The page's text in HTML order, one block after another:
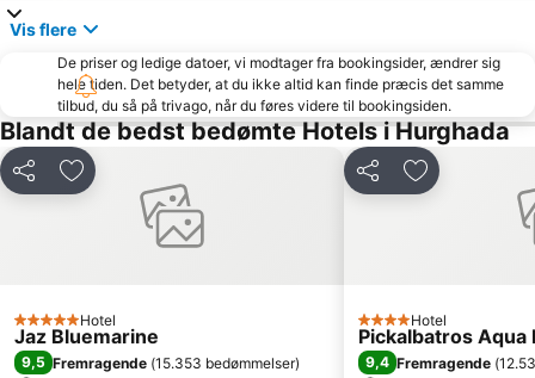
Vis flere
De priser og ledige datoer, vi modtager fra bookingsider, ændrer sig
hele tiden. Det betyder, at du ikke altid kan finde præcis det samme
tilbud, du så på trivago, når du føres videre til bookingsiden.
Blandt de bedst bedømte Hotels i Hurghada
Del Føj til favoritter
5 StjernerHotel
Jaz Bluemarine
9,5 Fremragende (15.353 bedømmelser)
Del Føj til
4 Stjerner
Hotel
Pickalbatros
9,4 Fremragende (